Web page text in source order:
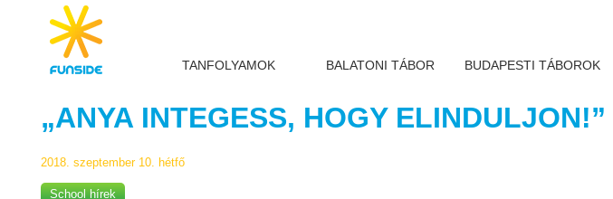
TANFOLYAMOK BALATONI TÁBOR BUDAPESTI TÁBOROK
„ANYA INTEGESS, HOGY
2018. szeptember 10. hétfő
School hírek